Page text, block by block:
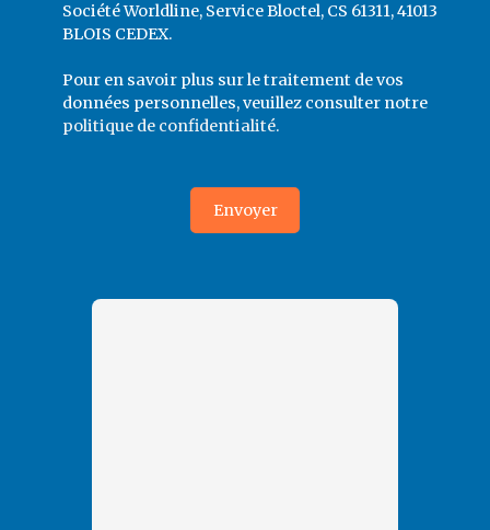
Société Worldline, Service Bloctel, CS 61311, 41013
BLOIS CEDEX.
Pour en savoir plus sur le traitement de vos
données personnelles, veuillez consulter notre
politique de confidentialité.
Envoyer